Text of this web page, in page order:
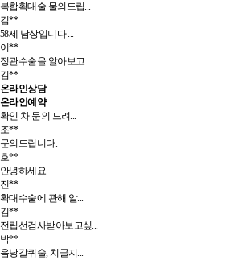
복합확대술 물의드립...
김**
58세 남상입니다 ...
이**
정관수술을 알아보고...
김**
온라인상담
온라인예약
확인 차 문의 드려...
조**
문의드립니다.
호**
안녕하세요
진**
확대수술에 관해 알...
김**
전립선검사받아보고싶...
박**
음낭갈퀴술, 치골지...